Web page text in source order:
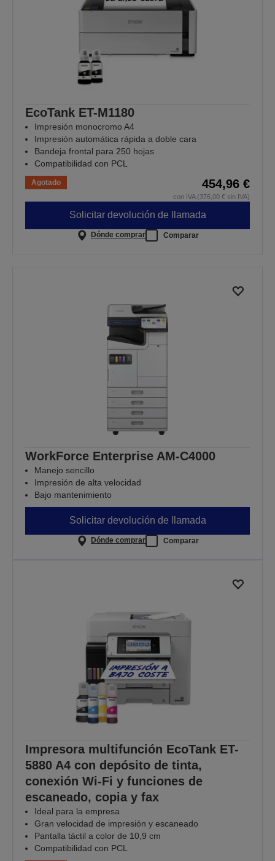
EcoTank ET-M1180
Impresión monocromo A4
Impresión automática rápida a doble cara
Bandeja frontal para 250 hojas
Compatibilidad con PCL
Agotado 454,96 €
con IVA (376,00 € sin IVA)
Solicitar devolución de llamada
Dónde comprar Comparar
WorkForce Enterprise AM-C4000
Manejo sencillo
Impresión de alta velocidad
Bajo mantenimiento
Solicitar devolución de llamada
Dónde comprar Comparar
Impresora multifunción EcoTank ET-
5880 A4 con depósito de tinta,
conexión Wi-Fi y funciones de
escaneado, copia y fax
Ideal para la empresa
Gran velocidad de impresión y escaneado
Pantalla táctil a color de 10,9 cm
Compatibilidad con PCL